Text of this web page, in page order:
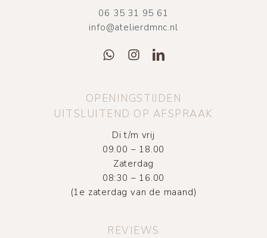
06 35 31 95 61
info@atelierdmnc.nl
OPENINGSTIJDEN
UITSLUITEND OP AFSPRAAK
Di t/m vrij
09.00 – 18.00
Zaterdag
08:30 – 16.00
(1e zaterdag van de maand)
REVIEWS